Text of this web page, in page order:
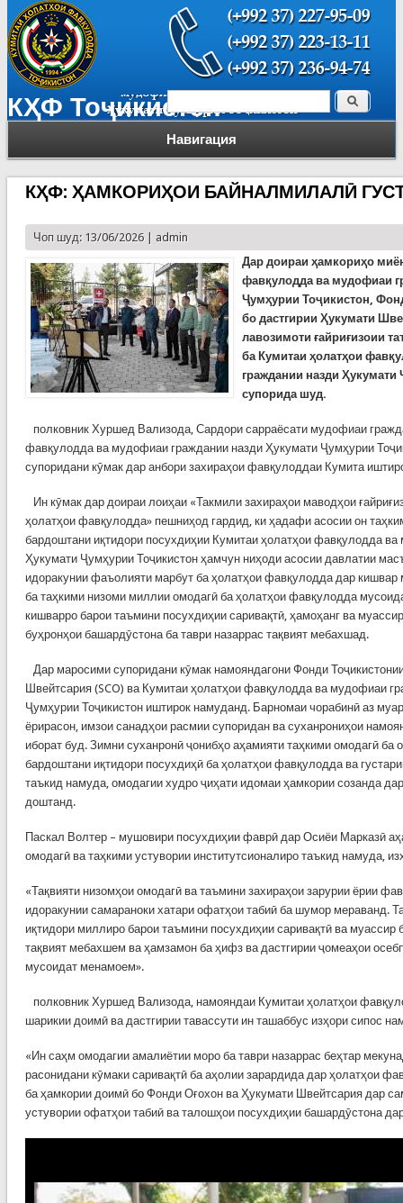
КҲФ Тоҷикистон
Навигация
Форма поиска Поиск
КҲФ: ҲАМКОРИҲОИ БАЙНАЛМИЛАЛӢ
Чоп шуд: 13/06/2026 | admin
Дар доираи ҳамкориҳо
фавқулодда ва мудофиаи
Ҷумҳурии Тоҷикистон,
бо дастгирии Ҳукумати
лавозимоти ғайриғизоии
ба Кумитаи ҳолатҳои
граждании назди
супорида шуд.
полковник Хуршед Вализода, Сардори сарраёсати мудофиаи
фавқулодда ва мудофиаи граждании назди Ҳукумати Ҷумҳурии
супоридани кӯмак дар анбори захираҳои фавқулоддаи Кумита
Ин кӯмак дар доираи лоиҳаи «Такмили захираҳои маводҳои
ҳолатҳои фавқулодда» пешниҳод гардид, ки ҳадафи асосии он
бардоштани иқтидори посухдиҳии Кумитаи ҳолатҳои фавқулодда
Ҳукумати Ҷумҳурии Тоҷикистон ҳамчун ниҳоди асосии давлатии
идоракунии фаъолияти марбут ба ҳолатҳои фавқулодда дар
ба таҳкими низоми миллии омодагӣ ба ҳолатҳои фавқулодда
кишварро барои таъмини посухдиҳии саривақтӣ, ҳамоҳанг ва
буҳронҳои башардӯстона ба таври назаррас тақвият мебахшад.
Дар маросими супоридани кӯмак намояндагони Фонди
Швейтсария (SCO) ва Кумитаи ҳолатҳои фавқулодда ва мудофиаи
Ҷумҳурии Тоҷикистон иштирок намуданд. Барномаи чорабинӣ аз
ёрирасон, имзои санадҳои расмии супоридан ва суханрониҳои
иборат буд. Зимни суханронӣ ҷонибҳо аҳамияти таҳкими омодагӣ ба
бардоштани иқтидори посухдиҳӣ ба ҳолатҳои фавқулодда ва
таъкид намуда, омодагии худро ҷиҳати идомаи ҳамкории созанда
доштанд.
Паскал Волтер – мушовири посухдиҳии фаврӣ дар Осиёи Марказӣ
омодагӣ ва таҳкими устувории институтсионалиро таъкид намуда,
«Тақвияти низомҳои омодагӣ ва таъмини захираҳои зарурии ёрии
идоракунии самараноки хатари офатҳои табиӣ ба шумор мераванд.
иқтидори миллиро барои таъмини посухдиҳии саривақтӣ ва
тақвият мебахшем ва ҳамзамон ба ҳифз ва дастгирии ҷомеаҳои
мусоидат менамоем».
полковник Хуршед Вализода, намояндаи Кумитаи ҳолатҳои
шарикии доимӣ ва дастгирии тавассути ин ташаббус изҳори сипос
«Ин саҳм омодагии амалиётии моро ба таври назаррас беҳтар
расонидани кӯмаки саривақтӣ ба аҳолии зарардида дар ҳолатҳои
ба ҳамкории доимӣ бо Фонди Оғохон ва Ҳукумати Швейтсария дар
устувории офатҳои табиӣ ва талошҳои посухдиҳии башардӯстона